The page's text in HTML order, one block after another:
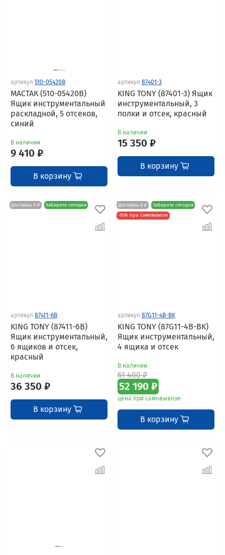
артикул 510-05420B
МАСТАК (510-05420B)
Ящик инструментальный
раскладной, 5 отсеков,
синий
В наличии
9 410 ₽
В корзину
артикул 87401-3
KING TONY (87401-3) Ящик
инструментальный, 3
полки и отсек, красный
В наличии
15 350 ₽
В корзину
Доставка 0 ₽ Заберите сегодня
артикул 87411-6B
KING TONY (87411-6B)
Ящик инструментальный,
6 ящиков и отсек,
красный
В наличии
36 350 ₽
В корзину
Доставка 0 ₽
Заберите сегодня
-15% при самовывозе
артикул 87G11-4B-BK
KING TONY (87G11-4B-BK)
Ящик инструментальный,
4 ящика и отсек
В наличии
61 400 ₽
52 190 ₽
цена при самовывозе
В корзину